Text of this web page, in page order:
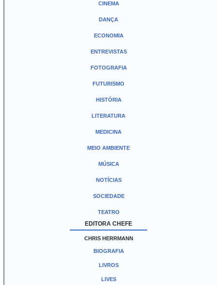
CINEMA
DANÇA
ECONOMIA
ENTREVISTAS
FOTOGRAFIA
FUTURISMO
HISTÓRIA
LITERATURA
MEDICINA
MEIO AMBIENTE
MÚSICA
NOTÍCIAS
SOCIEDADE
TEATRO
EDITORA CHEFE
CHRIS HERRMANN
BIOGRAFIA
LIVROS
LIVES